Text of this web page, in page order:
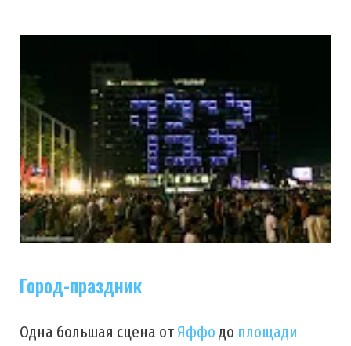
Город-праздник
Одна большая сцена отЯффодо площади